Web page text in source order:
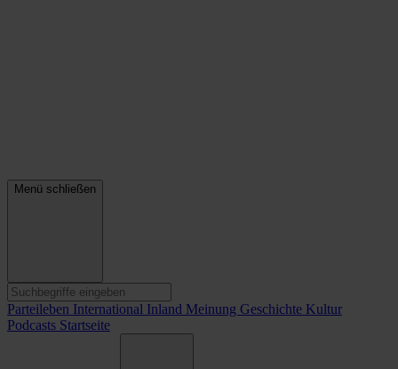
Menü schließen
Parteileben International Inland Meinung Geschichte Kultur
Podcasts Startseite